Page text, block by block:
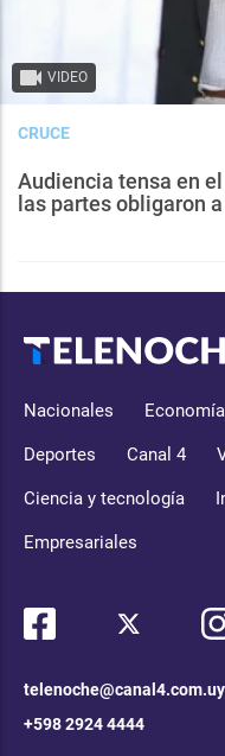
VIDEO
CRUCE
Audiencia tensa en
las partes obligaron
Nacionales Economía
Deportes Canal 4
Ciencia y tecnología
Empresariales
telenoche@canal4.com.uy
+598 2924 4444